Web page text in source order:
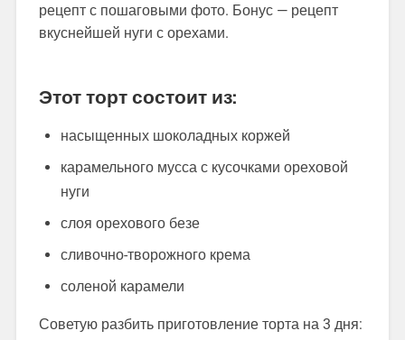
рецепт с пошаговыми фото. Бонус — рецепт
вкуснейшей нуги с орехами.
Этот торт состоит из:
насыщенных шоколадных коржей
карамельного мусса с кусочками ореховой
нуги
слоя орехового безе
сливочно-творожного крема
соленой карамели
Советую разбить приготовление торта на 3 дня: